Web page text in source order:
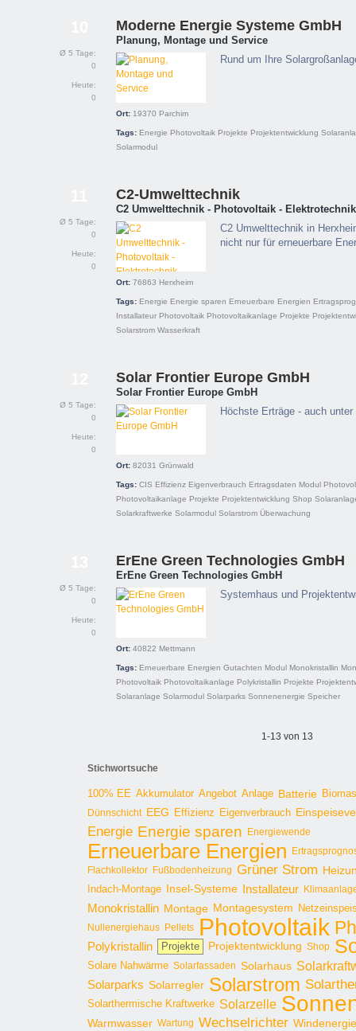
Ø 5 Tage:
0
Heute:
0
Moderne Energie Systeme GmbH
Planung, Montage und Service
Rund um Ihre
Ort: 19370 Parchim
Tags: Energie Photovoltaik Projekte Projektentwicklung
Solarmodul
Ø 5 Tage:
0
Heute:
0
C2-Umwelttechnik
C2 Umwelttechnik - Photovoltaik -
C2 Umwelttechnik in
nicht nur für erneuerbare
Ort: 76863 Herxheim
Tags: Energie Energie sparen Erneuerbare Energien
Installateur Photovoltaik Photovoltaikanlage Projekte
Solarstrom Wasserkraft
Ø 5 Tage:
0
Heute:
0
Solar Frontier Europe GmbH
Solar Frontier Europe GmbH
Höchste Erträge - auch
Ort: 82031 Grünwald
Tags: CIS Effizienz Eigenverbrauch Ertragsdaten Modul
Photovoltaikanlage Projekte Projektentwicklung Shop
Solarkraftwerke Solarmodul Solarstrom Überwachung
Ø 5 Tage:
0
Heute:
0
ErEne Green Technologies GmbH
ErEne Green Technologies GmbH
Systemhaus und
Ort: 40822 Mettmann
Tags: Erneuerbare Energien Gutachten Modul Monokristallin
Photovoltaik Photovoltaikanlage Polykristallin Projekte
Solaranlage Solarmodul Solarparks Sonnenenergie Speicher
1-13 von 13
Stichwortsuche
100% EE Akkumulator Angebot Anlage Batterie
Dünnschicht EEG Effizienz Eigenverbrauch
Energie Energie sparen Energiewende
Erneuerbare Energien
Flachkollektor Fußbodenheizung Grüner Strom
Indach-Montage Insel-Systeme Installateur
Monokristallin Montage Montagesystem
Nullenergiehaus Pellets Photovoltaik
Polykristallin Projekte Projektentwicklung Shop
Solare Nahwärme Solarfassaden Solarhaus
Solarparks Solarregler Solarstrom
Solarthermische Kraftwerke Solarzelle
Warmwasser Wartung Wechselrichter Windenergie